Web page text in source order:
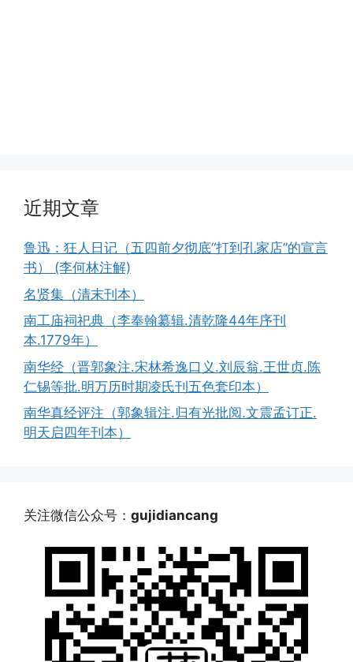
近期文章
鲁迅：狂人日记（五四前夕彻底“打到孔家店”的宣言
书） (李何林注解)
名贤集（清末刊本）
南工庙祠祀典（李奉翰纂辑.清乾隆44年序刊
本.1779年）
南华经（晋郭象注.宋林希逸口义.刘辰翁.王世贞.陈
仁锡等批.明万历时期凌氏刊五色套印本）
南华真经评注（郭象辑注.归有光批阅.文震孟订正.
明天启四年刊本）
关注微信公众号： gujidiancang